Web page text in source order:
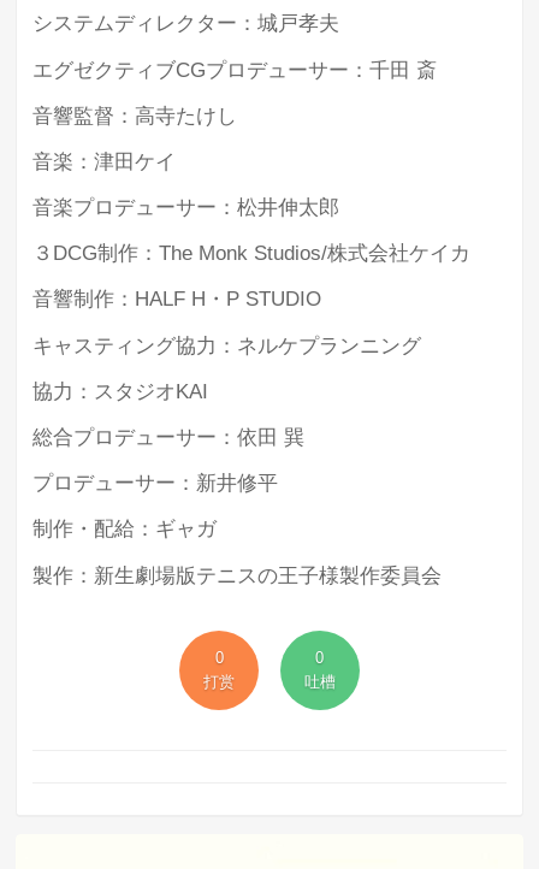
システムディレクター：城戸孝夫
エグゼクティブCGプロデューサー：千田 斎
音響監督：高寺たけし
音楽：津田ケイ
音楽プロデューサー：松井伸太郎
３DCG制作：The Monk Studios/株式会社ケイカ
音響制作：HALF H・P STUDIO
キャスティング協力：ネルケプランニング
協力：スタジオKAI
総合プロデューサー：依田 巽
プロデューサー：新井修平
制作・配給：ギャガ
製作：新生劇場版テニスの王子様製作委員会
0
打赏
0
吐槽